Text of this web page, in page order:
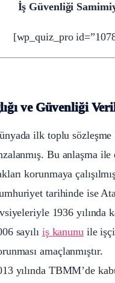
İş Güvenliği
[wp_quiz_pro
ve Güvenliği
ilk toplu sözleşme
Bu anlaşma
korunmaya
tarihinde ise
1936 yılında
sayılı iş kanunuile işçi
amaçlanmıştır.
yılında TBMM’de